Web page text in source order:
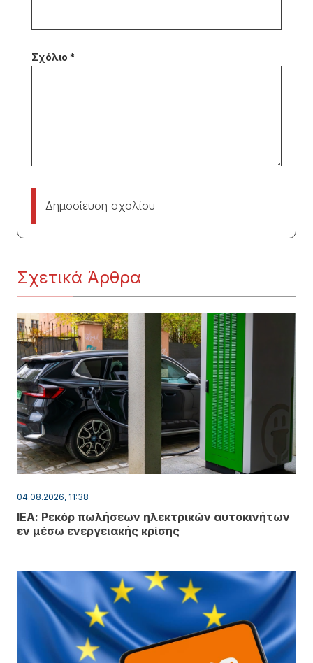
Δημοσίευση σχολίου
Σχετικά Άρθρα
04.08.2026, 11:38
ΙΕΑ: Ρεκόρ πωλήσεων ηλεκτρικών αυτοκινήτων
εν μέσω ενεργειακής κρίσης